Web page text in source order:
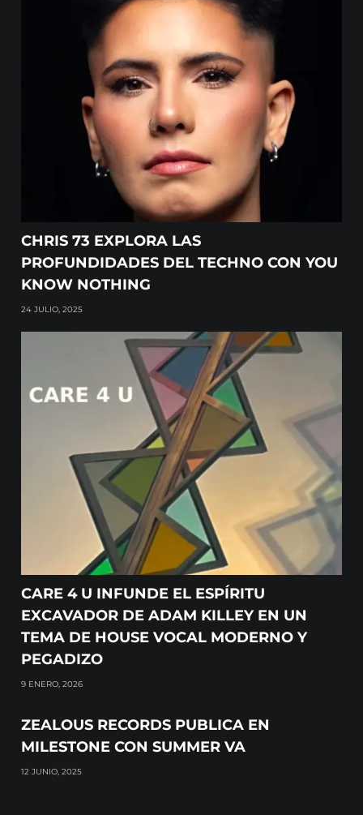
CHRIS 73 EXPLORA LAS
PROFUNDIDADES DEL TECHNO CON YOU
KNOW NOTHING
24 JULIO, 2025
CARE 4 U INFUNDE EL ESPÍRITU
EXCAVADOR DE ADAM KILLEY EN UN
TEMA DE HOUSE VOCAL MODERNO Y
PEGADIZO
9 ENERO, 2026
ZEALOUS RECORDS PUBLICA EN
MILESTONE CON SUMMER VA
12 JUNIO, 2025